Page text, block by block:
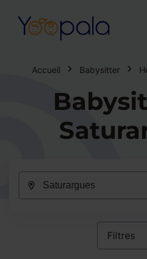
Accueil Babysitter
Filtres